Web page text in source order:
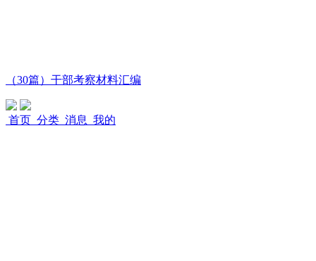
（30篇）干部考察材料汇编
首页 分类 消息 我的